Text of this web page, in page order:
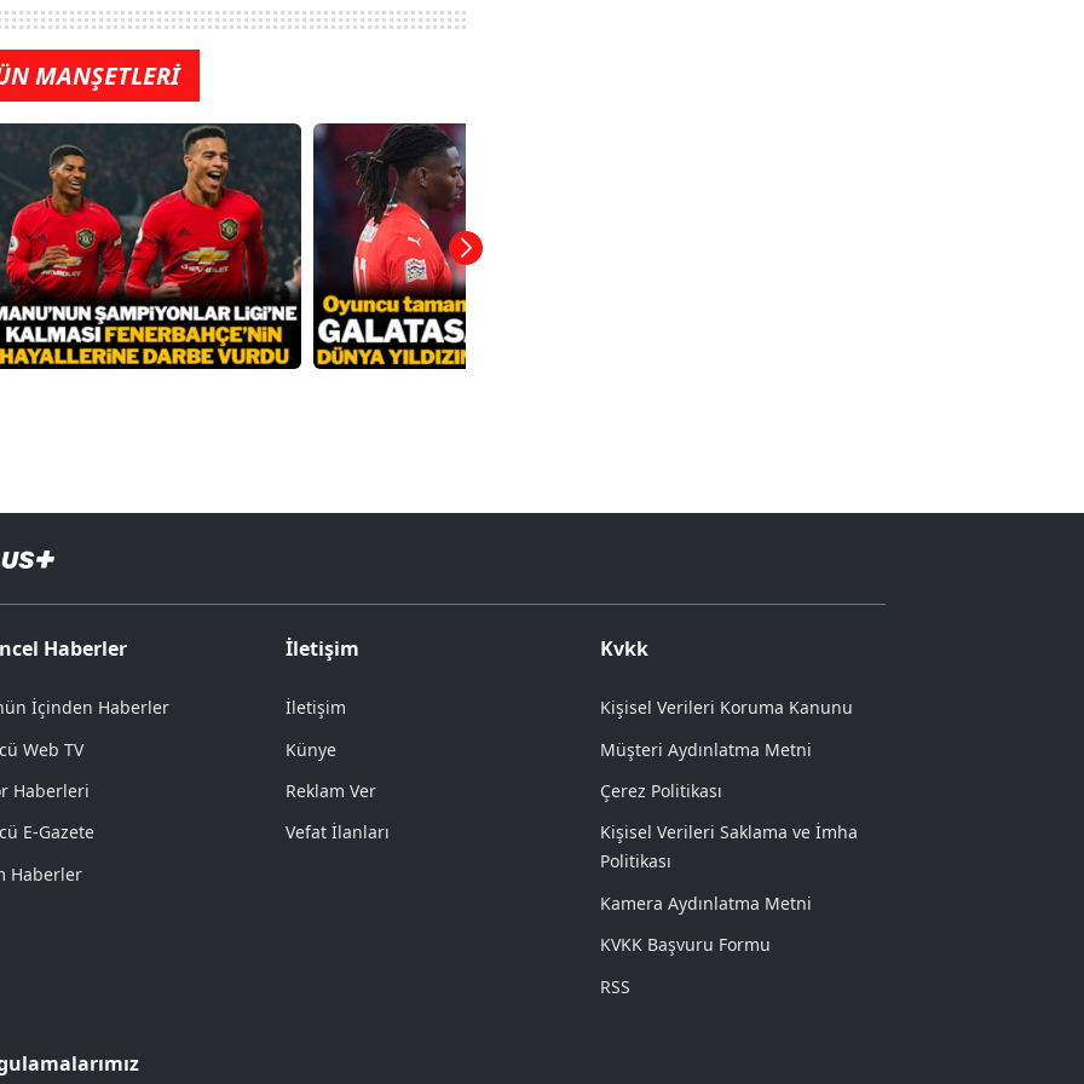
MANŞETLERİ
Haberler
İçinden Haberler
Web TV
Haberleri
E-Gazete
Haberler
İletişim
İletişim
Künye
Reklam Ver
Vefat İlanları
Kvkk
Kişisel Verileri Koruma Kanunu
Müşteri Aydınlatma Metni
Çerez Politikası
Kişisel Verileri Saklama ve İmha
Politikası
Kamera Aydınlatma Metni
KVKK Başvuru Formu
RSS